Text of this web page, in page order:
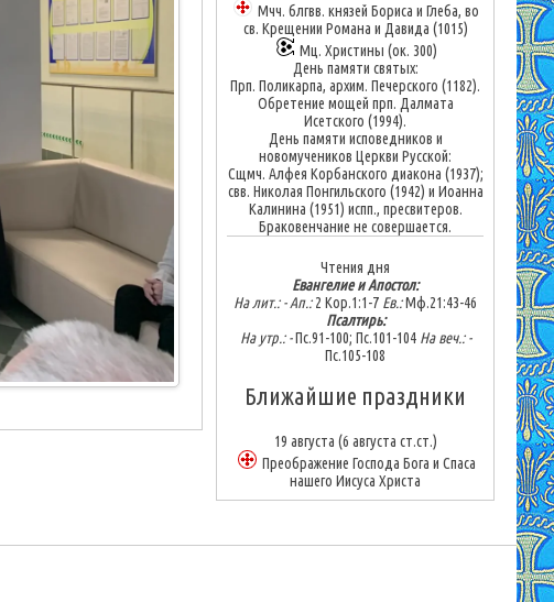
Мчч. блгвв. князей Бориса и Глеба, во
св. Крещении Романа и Давида (1015)
Мц. Христины (ок. 300)
День памяти святых:
Прп. Поликарпа, архим. Печерского (1182).
Обретение мощей прп. Далмата
Исетского (1994).
День памяти исповедников и
новомучеников Церкви Русской:
Сщмч. Алфея Корбанского диакона (1937);
свв. Николая Понгильского (1942) и Иоанна
Калинина (1951) испп., пресвитеров.
Браковенчание не совершается.
Чтения дня
Евангелие и Апостол:
На лит.: -Ап.:2 Кор.1:1-7 Ев.:Мф.21:43-46
Псалтирь:
На утр.: -Пс.91-100; Пс.101-104На веч.: -
Пс.105-108
Ближайшие праздники
19 августа (6 августа ст.ст.)
Преображение Господа Бога и Спаса
нашего Иисуса Христа